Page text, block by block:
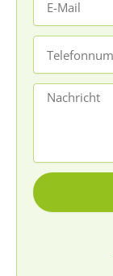
Mail
Nachricht